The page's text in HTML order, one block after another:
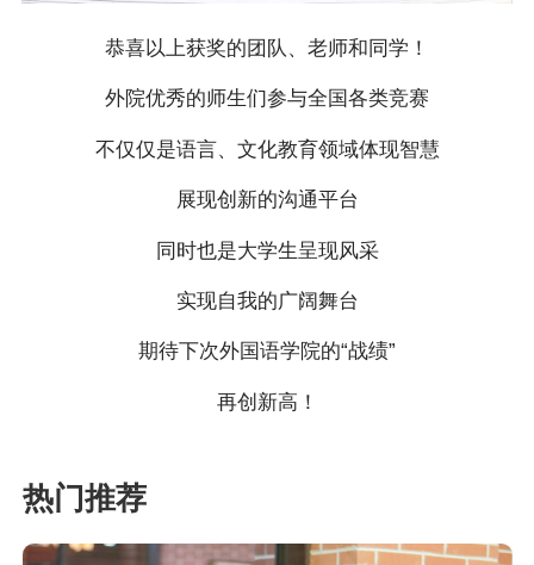
恭喜以上获奖的团队、老师和同学！
外院优秀的师生们参与全国各类竞赛
不仅仅是语言、文化教育领域体现智慧
展现创新的沟通平台
同时也是大学生呈现风采
实现自我的广阔舞台
期待下次外国语学院的“战绩”
再创新高！